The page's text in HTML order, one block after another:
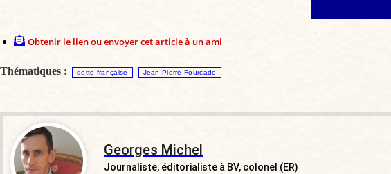
Obtenir le lien ou envoyer cet article à un ami
Thématiques : dette française Jean-Pierre Fourcade
Georges Michel
Journaliste, éditorialiste à BV, colonel (ER)